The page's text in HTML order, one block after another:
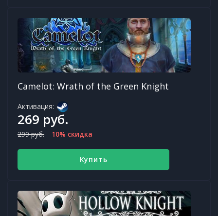
Camelot: Wrath of the Green Knight
Активация:
269 руб.
299 руб. 10% скидка
Купить